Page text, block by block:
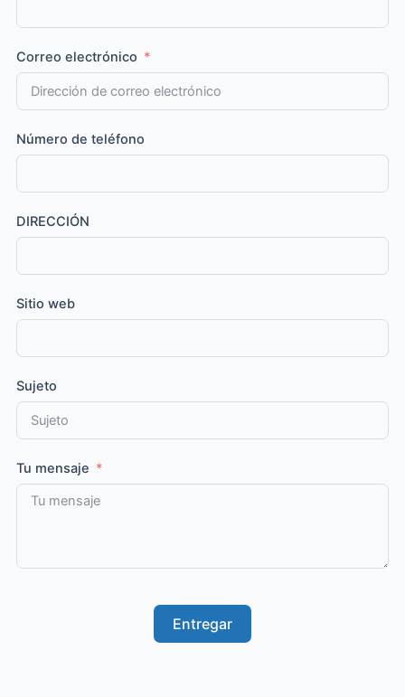
Correo electrónico
Número de teléfono
DIRECCIÓN
Sitio web
Sujeto
Tu mensaje
Entregar